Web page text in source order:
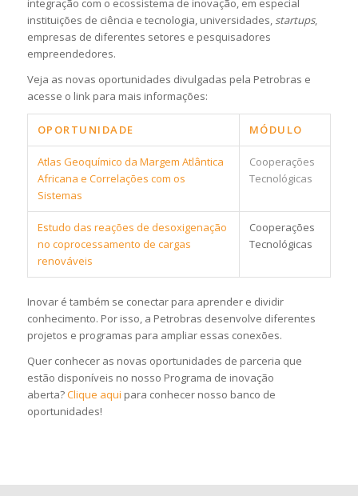
integração com o ecossistema de inovação, em especial
instituições de ciência e tecnologia, universidades, startups,
empresas de diferentes setores e pesquisadores
empreendedores.
Veja as novas oportunidades divulgadas pela Petrobras e
acesse o link para mais informações:
OPORTUNIDADE MÓDULO
Atlas Geoquímico da Margem Atlântica
Africana e Correlações com os
Sistemas
Cooperações
Tecnológicas
Estudo das reações de desoxigenação
no coprocessamento de cargas
renováveis
Cooperações
Tecnológicas
Inovar é também se conectar para aprender e dividir
conhecimento. Por isso, a Petrobras desenvolve diferentes
projetos e programas para ampliar essas conexões.
Quer conhecer as novas oportunidades de parceria que
estão disponíveis no nosso Programa de inovação
aberta?Clique aqui para conhecer nosso banco de
oportunidades!